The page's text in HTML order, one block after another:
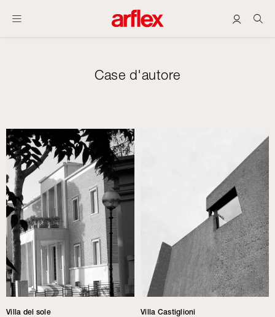
Case d'autore
Villa del sole Villa Castiglioni